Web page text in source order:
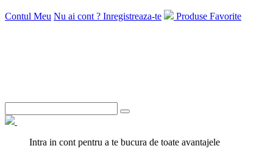
Contul Meu Nu ai cont ? Inregistreaza-te Produse Favorite
Intra in cont pentru a te bucura de toate avantajele